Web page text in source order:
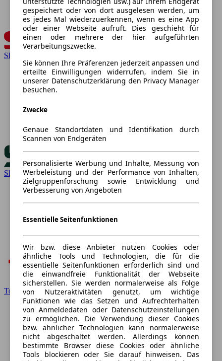
SEAT
Skoda
Toyota
gespeichert oder von dort ausgelesen werden, um
es jedes Mal wiederzuerkennen, wenn es eine App
oder einer Webseite aufruft. Dies geschieht für
einen oder mehrere der hier aufgeführten
Verarbeitungszwecke.
Sie können Ihre Präferenzen jederzeit anpassen und
erteilte Einwilligungen widerrufen, indem Sie in
unserer Datenschutzerklärung den Privacy Manager
besuchen.
Zwecke
Genaue Standortdaten und Identifikation durch
Scannen von Endgeräten
Personalisierte Werbung und Inhalte, Messung von
Werbeleistung und der Performance von Inhalten,
Zielgruppenforschung sowie Entwicklung und
Verbesserung von Angeboten
Essentielle Seitenfunktionen
Wir bzw. diese Anbieter nutzen Cookies oder
ähnliche Tools und Technologien, die für die
essentielle Seitenfunktionen erforderlich sind und
die einwandfreie Funktionalität der Webseite
sicherstellen. Sie werden normalerweise als Folge
von Nutzeraktivitäten genutzt, um wichtige
Funktionen wie das Setzen und Aufrechterhalten
von Anmeldedaten oder Datenschutzeinstellungen
zu ermöglichen. Die Verwendung dieser Cookies
bzw. ähnlicher Technologien kann normalerweise
nicht abgeschaltet werden. Allerdings können
bestimmte Browser diese Cookies oder ähnliche
Tools blockieren oder Sie darauf hinweisen. Das